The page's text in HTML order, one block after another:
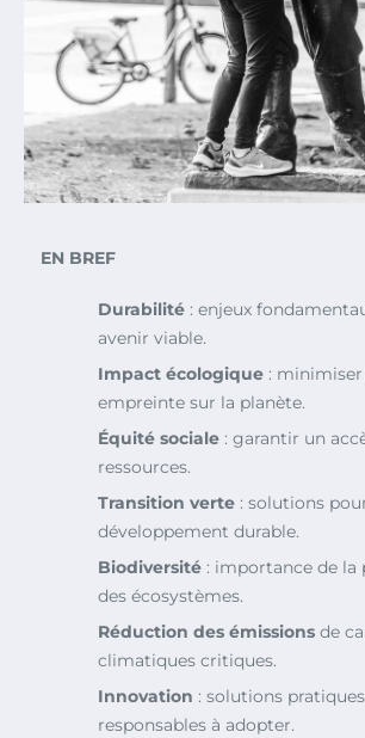
EN BREF
Durabilité : enjeux
avenir viable.
Impact écologique :
empreinte sur la planète.
Équité sociale : garantir un
ressources.
Transition verte : solutions
développement durable.
Biodiversité : importance de la
des écosystèmes.
Réduction des émissions de
climatiques critiques.
Innovation : solutions
responsables à adopter.